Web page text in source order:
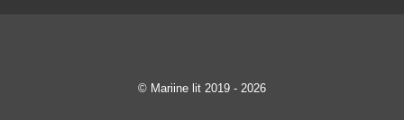
© Mariine lit 2019 - 2026